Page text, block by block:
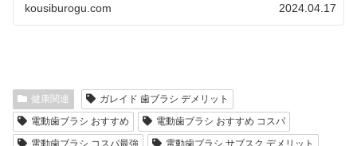
kousiburogu.com 2024.04.17
健康関連
ガレイド 歯ブラシ デメリット
電動歯ブラシ おすすめ
電動歯ブラシ おすすめ コスパ
電動歯ブラシ コスパ最強
電動歯ブラシ サブスク デメリット